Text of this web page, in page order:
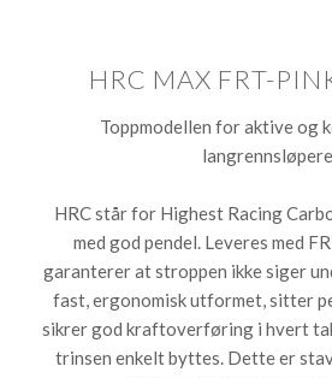
HRC MAX FRT-
Toppmodellen for aktive og
HRC står for Highest Racing
med god pendel. Leveres med
garanterer at stroppen ikke siger
fast, ergonomisk utformet, sitter
sikrer god kraftoverføring i hvert
trinsen enkelt byttes. Dette er